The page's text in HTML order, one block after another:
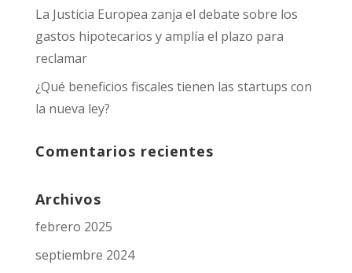
La Justicia Europea zanja el debate sobre los
gastos hipotecarios y amplía el plazo para
reclamar
¿Qué beneficios fiscales tienen las startups con
la nueva ley?
Comentarios recientes
Archivos
febrero 2025
septiembre 2024